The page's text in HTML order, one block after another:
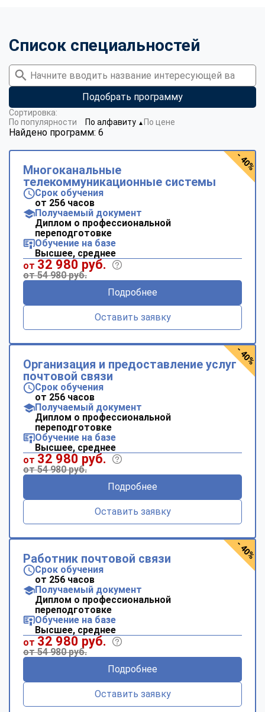
Список специальностей
Подобрать программу
Найдено программ: 6
Сортировка:
По популярности
По алфавиту ▼ По цене
Многоканальные
телекоммуникационные системы
Срок обучения
от 256 часов
Получаемый документ
Диплом о профессиональной
переподготовке
Обучение на базе
Высшее, среднее
от 32 980 руб.
от 54 980 руб.
Подробнее
Оставить заявку
- 40%
Организация и предоставление услуг
почтовой связи
Срок обучения
от 256 часов
Получаемый документ
Диплом о профессиональной
переподготовке
Обучение на базе
Высшее, среднее
от 32 980 руб.
от 54 980 руб.
Подробнее
Оставить заявку
- 40%
Работник почтовой связи
Срок обучения
от 256 часов
Получаемый документ
Диплом о профессиональной
переподготовке
Обучение на базе
Высшее, среднее
от 32 980 руб.
от 54 980 руб.
Подробнее
Оставить заявку
- 40%